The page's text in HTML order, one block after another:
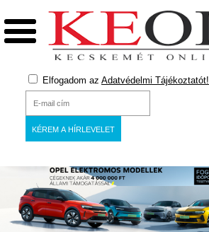
Elfogadom az Adatvédelmi Tájékoztatót!